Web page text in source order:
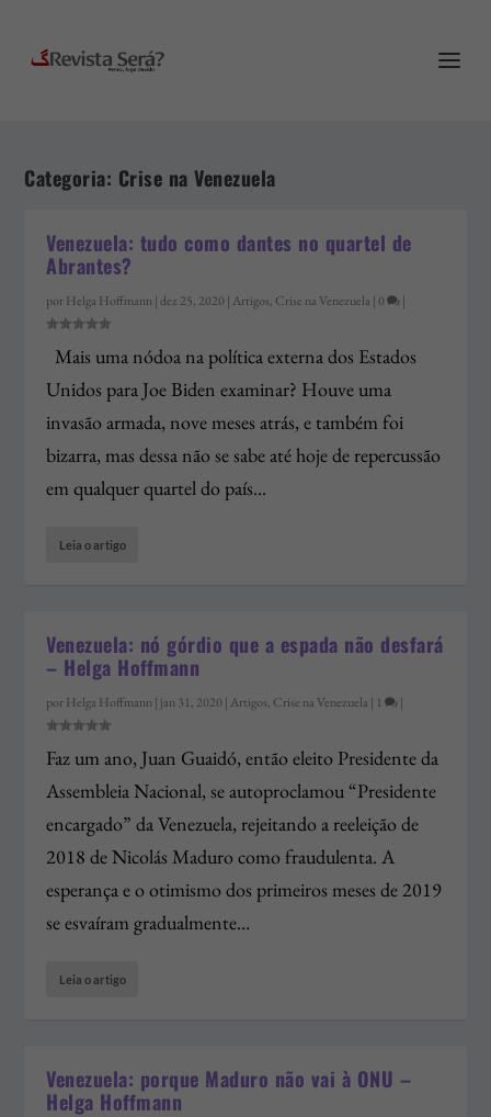
Categoria: Crise na Venezuela
Venezuela: tudo como dantes no quartel de
Abrantes?
porHelga Hoffmann|dez 25, 2020 | Artigos, Crise na Venezuela | 0 |
Mais uma nódoa na política externa dos Estados
Unidos para Joe Biden examinar? Houve uma
invasão armada, nove meses atrás, e também foi
bizarra, mas dessa não se sabe até hoje de repercussão
em qualquer quartel do país...
Leia o artigo
Venezuela: nó górdio que a espada não desfará
– Helga Hoffmann
porHelga Hoffmann| jan 31, 2020 | Artigos, Crise na Venezuela | 1 |
Faz um ano, Juan Guaidó, então eleito Presidente da
Assembleia Nacional, se autoproclamou “Presidente
encargado” da Venezuela, rejeitando a reeleição de
2018 de Nicolás Maduro como fraudulenta. A
esperança e o otimismo dos primeiros meses de 2019
se esvaíram gradualmente…
Leia o artigo
Venezuela: porque Maduro não vai à ONU –
Helga Hoffmann